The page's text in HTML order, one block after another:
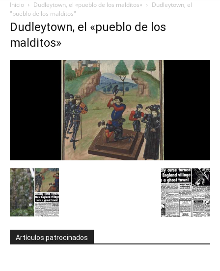
Inicio Dudleytown, el «pueblo de los malditos»
Dudleytown, el
"pueblo de los malditos"
Dudleytown, el «pueblo de los
malditos»
Artículos patrocinados